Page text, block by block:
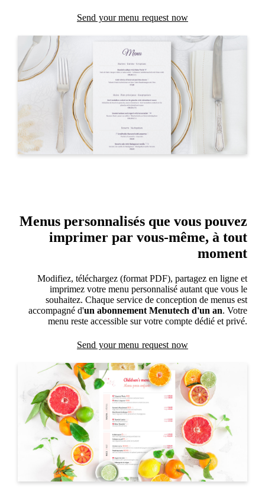
Send your menu request now
Menus personnalisés que vous pouvez
imprimer par vous-même, à tout
moment
Modifiez, téléchargez (format PDF), partagez en ligne et
imprimez votre menu personnalisé autant que vous le
souhaitez. Chaque service de conception de menus est
accompagné d'un abonnement Menutech d'un an. Votre
menu reste accessible sur votre compte dédié et privé.
Send your menu request now